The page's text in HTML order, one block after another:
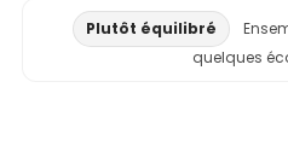
Plutôt équilibré
quelques